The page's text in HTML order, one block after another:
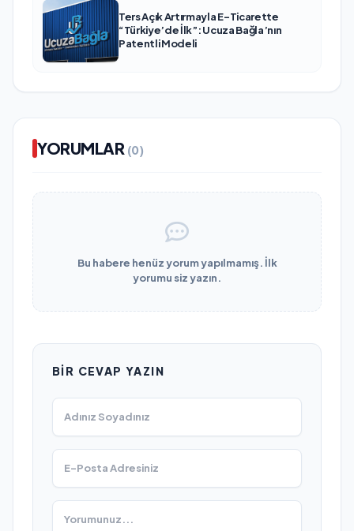
Ters Açık Artırmayla E-Ticarette
“Türkiye’de İlk”: Ucuza Bağla’nın
Patentli Modeli
YORUMLAR (0)
Bu habere henüz yorum yapılmamış. İlk
yorumu siz yazın.
BIR CEVAP YAZIN